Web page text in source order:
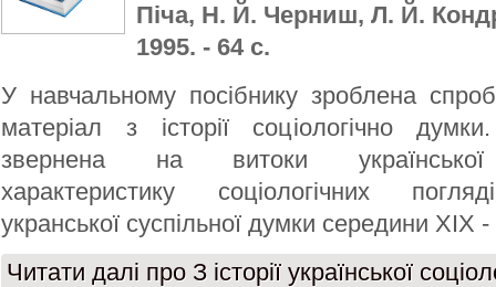
Піча, Н. Й. Черниш, Л. Й.
1995. - 64 с.
У навчальному посібнику зроблена
матеріал з історії соціологічно
звернена на витоки української
характеристику соціологічних
укранської суспільної думки середини ХІХ
Читати далі про З історії української